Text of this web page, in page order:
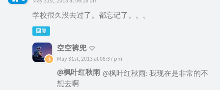
学校很久没去过了。都忘记了。。。
回复
空空裤兜
May 31st, 2013 at 08:37 pm
@枫叶红秋雨 @枫叶红秋雨: 我现在是非常的不
想去啊